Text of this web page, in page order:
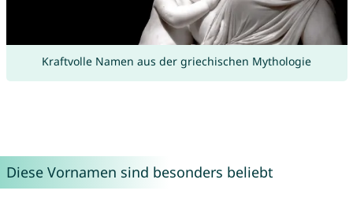
Kraftvolle Namen aus der griechischen Mythologie
Diese Vornamen sind besonders beliebt